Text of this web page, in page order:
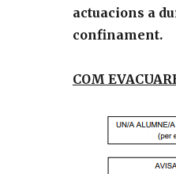
actuacions a
confinament.
COM